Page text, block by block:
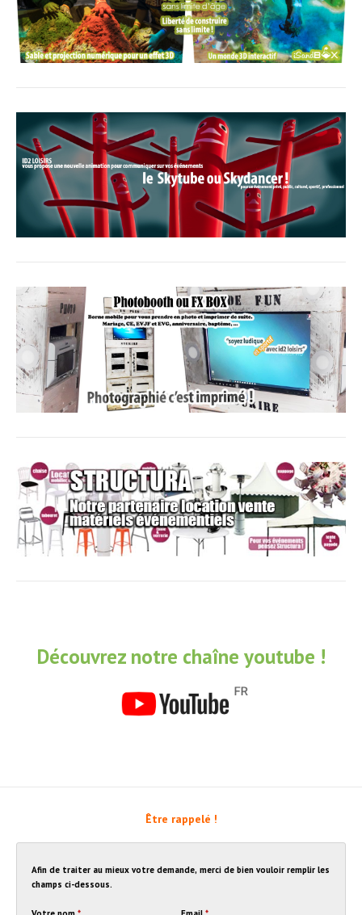
Découvrez notre chaîne youtube !
Être rappelé !
Afin de traiter au mieux votre demande, merci de bien vouloir remplir les
champs ci-dessous.